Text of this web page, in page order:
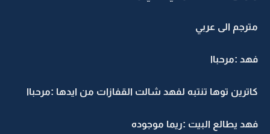
مترجم الى عربي
فهد :مرحباا
كاترين توها تنتبه لفهد شالت القفازات من ايدها :مرحباا
فهد يطالع البيت :ريما موجوده